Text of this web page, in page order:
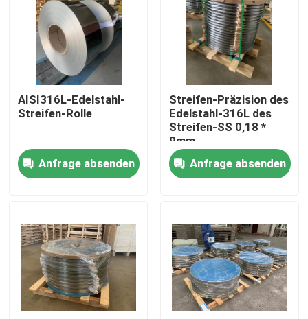
Videos
Über uns
Fabrik-Ausflug
Treten Sie mit uns in Verbindung
Fordern Sie ein Zitat
304 Edelstahl-Streifen
Streifen des Edelstahl-316l
AISI316L-Edelstahl-
Streifen-Rolle
Anfrage absenden
Streifen-Präzision des
Edelstahl-316L des
Streifen-SS 0,18 *
9mm
Anfrage absenden